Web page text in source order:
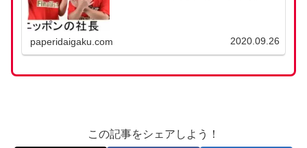
paperidaigaku.com 2020.09.26
この記事をシェアしよう！